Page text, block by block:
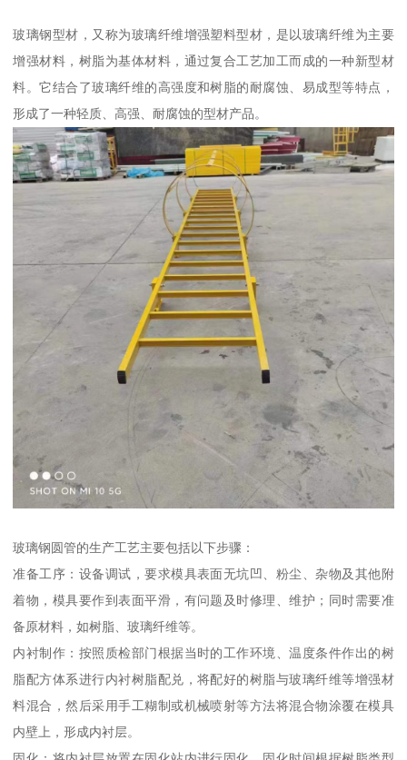
玻璃钢型材，又称为玻璃纤维增强塑料型材，是以玻璃纤维为主要
增强材料，树脂为基体材料，通过复合工艺加工而成的一种新型材
料。它结合了玻璃纤维的高强度和树脂的耐腐蚀、易成型等特点，
形成了一种轻质、高强、耐腐蚀的型材产品。
玻璃钢圆管的生产工艺主要包括以下步骤：
准备工序：设备调试，要求模具表面无坑凹、粉尘、杂物及其他附
着物，模具要作到表面平滑，有问题及时修理、维护；同时需要准
备原材料，如树脂、玻璃纤维等。
内衬制作：按照质检部门根据当时的工作环境、温度条件作出的树
脂配方体系进行内衬树脂配兑，将配好的树脂与玻璃纤维等增强材
料混合，然后采用手工糊制或机械喷射等方法将混合物涂覆在模具
内壁上，形成内衬层。